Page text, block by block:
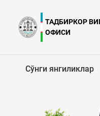
ТАДБИРКОР
ОФИСИ
Сўнги янгиликлар